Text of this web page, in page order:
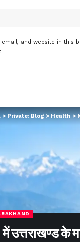
email, and website in this
>Private: Blog>Health>
उत्तराखण्ड के